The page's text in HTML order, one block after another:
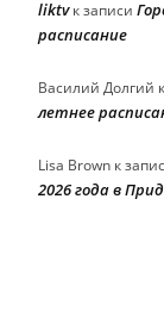
liktvк записи
расписание
Василий Долгий
летнее
Lisa Brown к
2026 года в